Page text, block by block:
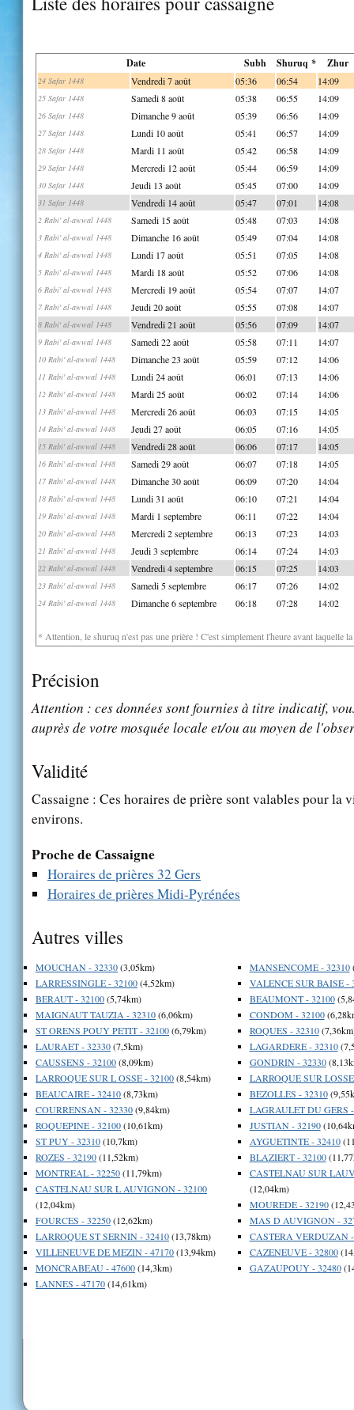
Date Subh Shuruq * Zhur
24 Safar 1448 Vendredi 7 août 05:36 06:54 14:09
25 Safar 1448 Samedi 8 août 05:38 06:55 14:09
26 Safar 1448 Dimanche 9 août 05:39 06:56 14:09
27 Safar 1448 Lundi 10 août 05:41 06:57 14:09
28 Safar 1448 Mardi 11 août 05:42 06:58 14:09
29 Safar 1448 Mercredi 12 août 05:44 06:59 14:09
30 Safar 1448 Jeudi 13 août 05:45 07:00 14:09
31 Safar 1448 Vendredi 14 août 05:47 07:01 14:08
2 Rabi' al-awwal 1448 Samedi 15 août 05:48 07:03 14:08
3 Rabi' al-awwal 1448 Dimanche 16 août 05:49 07:04 14:08
4 Rabi' al-awwal 1448 Lundi 17 août 05:51 07:05 14:08
5 Rabi' al-awwal 1448 Mardi 18 août 05:52 07:06 14:08
6 Rabi' al-awwal 1448 Mercredi 19 août 05:54 07:07 14:07
7 Rabi' al-awwal 1448 Jeudi 20 août 05:55 07:08 14:07
8 Rabi' al-awwal 1448 Vendredi 21 août 05:56 07:09 14:07
9 Rabi' al-awwal 1448 Samedi 22 août 05:58 07:11 14:07
10 Rabi' al-awwal 1448 Dimanche 23 août 05:59 07:12 14:06
11 Rabi' al-awwal 1448 Lundi 24 août 06:01 07:13 14:06
12 Rabi' al-awwal 1448 Mardi 25 août 06:02 07:14 14:06
13 Rabi' al-awwal 1448 Mercredi 26 août 06:03 07:15 14:05
14 Rabi' al-awwal 1448 Jeudi 27 août 06:05 07:16 14:05
15 Rabi' al-awwal 1448 Vendredi 28 août 06:06 07:17 14:05
16 Rabi' al-awwal 1448 Samedi 29 août 06:07 07:18 14:05
17 Rabi' al-awwal 1448 Dimanche 30 août 06:09 07:20 14:04
18 Rabi' al-awwal 1448 Lundi 31 août 06:10 07:21 14:04
19 Rabi' al-awwal 1448 Mardi 1 septembre 06:11 07:22 14:04
20 Rabi' al-awwal 1448 Mercredi 2 septembre 06:13 07:23 14:03
21 Rabi' al-awwal 1448 Jeudi 3 septembre 06:14 07:24 14:03
22 Rabi' al-awwal 1448 Vendredi 4 septembre 06:15 07:25 14:03
23 Rabi' al-awwal 1448 Samedi 5 septembre 06:17 07:26 14:02
24 Rabi' al-awwal 1448 Dimanche 6 septembre 06:18 07:28 14:02
* Attention, le shuruq n'est pas une prière ! C'est simplement l'heure avant laquelle
Précision
Attention : ces données sont fournies à titre indicatif,
auprès de votre mosquée locale et/ou au moyen de
Validité
Cassaigne : Ces horaires de prière sont valables pour la
environs.
Proche de Cassaigne
Horaires de prières 32 Gers
Horaires de prières Midi-Pyrénées
Autres villes
MOUCHAN - 32330(3,05km)
LARRESSINGLE - 32100(4,52km)
BERAUT - 32100(5,74km)
MAIGNAUT TAUZIA - 32310(6,06km)
ST ORENS POUY PETIT - 32100(6,79km)
LAURAET - 32330(7,5km)
CAUSSENS - 32100(8,09km)
LARROQUE SUR L OSSE - 32100(8,54km)
BEAUCAIRE - 32410(8,73km)
COURRENSAN - 32330(9,84km)
ROQUEPINE - 32100(10,61km)
ST PUY - 32310(10,7km)
ROZES - 32190(11,52km)
MONTREAL - 32250(11,79km)
CASTELNAU SUR L AUVIGNON - 32100
(12,04km)
FOURCES - 32250(12,62km)
LARROQUE ST SERNIN - 32410(13,78km)
VILLENEUVE DE MEZIN - 47170(13,94km)
MONCRABEAU - 47600(14,3km)
LANNES - 47170(14,61km)
MANSENCOME - 32310
VALENCE SUR BAISE -
BEAUMONT - 32100
CONDOM - 32100
ROQUES - 32310
LAGARDERE - 32310
GONDRIN - 32330
LARROQUE SUR
BEZOLLES - 32310
LAGRAULET DU GERS
JUSTIAN - 32190
AYGUETINTE - 32410
BLAZIERT - 32100
CASTELNAU SUR
(12,04km)
MOUREDE - 32190
MAS D AUVIGNON -
CASTERA VERDUZAN
CAZENEUVE - 32800
GAZAUPOUY - 32480